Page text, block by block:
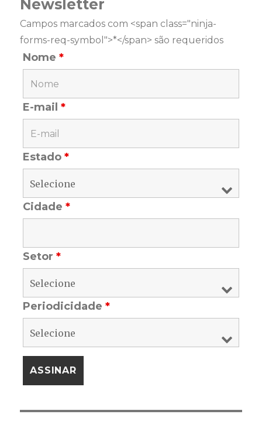
Newsletter
Campos marcados com <span class="ninja-
forms-req-symbol">*</span> são requeridos
Nome*
E-mail*
Estado*
Cidade*
Setor*
Periodicidade*